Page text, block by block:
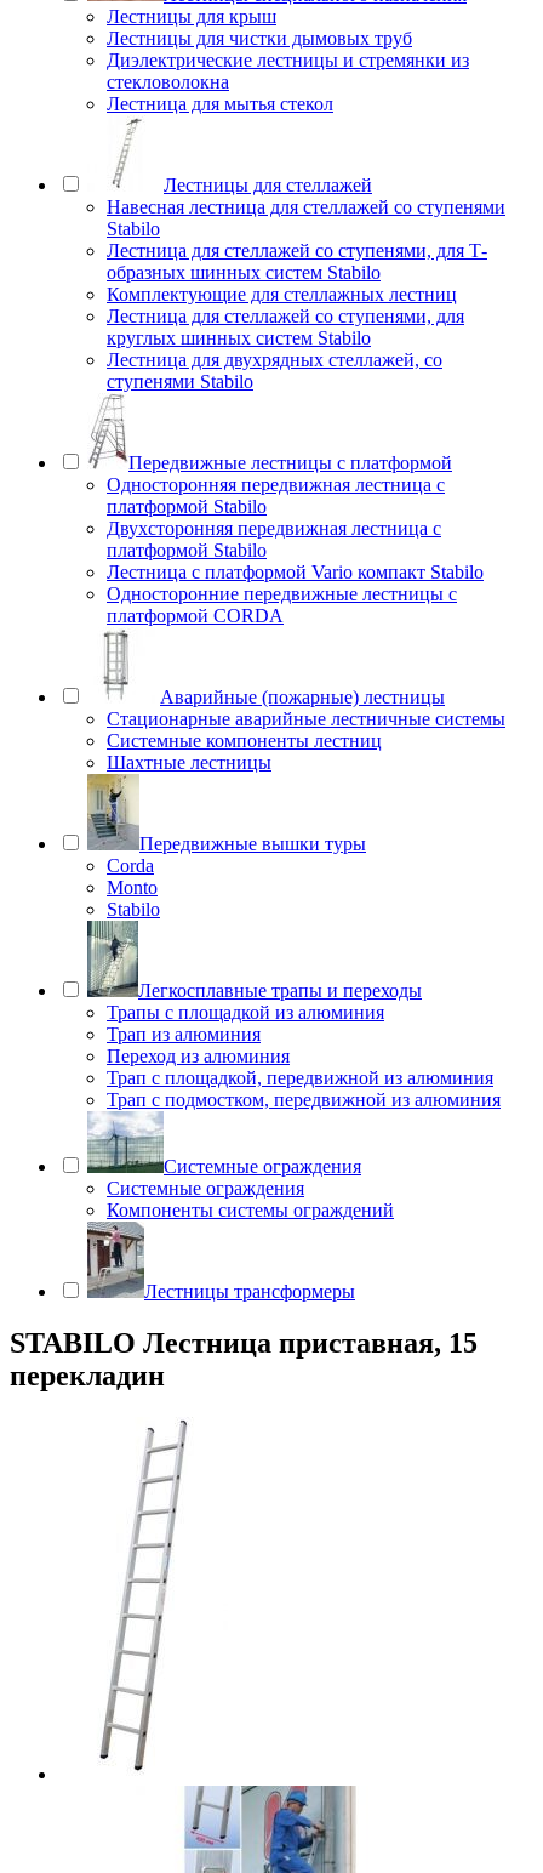
Лестницы для крыш
Лестницы для чистки дымовых труб
Диэлектрические лестницы и стремянки из
стекловолокна
Лестница для мытья стекол
Лестницы для стеллажей
Навесная лестница для стеллажей со ступенями
Stabilo
Лестница для стеллажей со ступенями, для Т-
образных шинных систем Stabilo
Комплектующие для стеллажных лестниц
Лестница для стеллажей со ступенями, для
круглых шинных систем Stabilo
Лестница для двухрядных стеллажей, со
ступенями Stabilo
Передвижные лестницы с платформой
Односторонняя передвижная лестница с
платформой Stabilo
Двухсторонняя передвижная лестница с
платформой Stabilo
Лестница с платформой Vario компакт Stabilo
Односторонние передвижные лестницы с
платформой CORDA
Аварийные (пожарные) лестницы
Стационарные аварийные лестничные системы
Системные компоненты лестниц
Шахтные лестницы
Передвижные вышки туры
Corda
Monto
Stabilo
Легкосплавные трапы и переходы
Трапы с площадкой из алюминия
Трап из алюминия
Переход из алюминия
Трап с площадкой, передвижной из алюминия
Трап с подмостком, передвижной из алюминия
Системные ограждения
Системные ограждения
Компоненты системы ограждений
Лестницы трансформеры
STABILO Лестница приставная, 15
перекладин